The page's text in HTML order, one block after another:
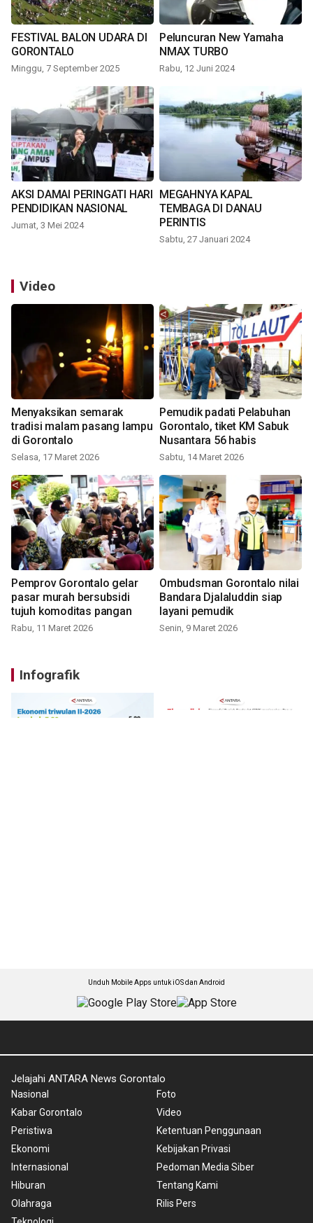
FESTIVAL BALON UDARA DI
GORONTALO
Minggu, 7 September 2025
Peluncuran New Yamaha
NMAX TURBO
Rabu, 12 Juni 2024
AKSI DAMAI PERINGATI HARI
PENDIDIKAN NASIONAL
Jumat, 3 Mei 2024
MEGAHNYA KAPAL
TEMBAGA DI DANAU
PERINTIS
Sabtu, 27 Januari 2024
Video
Menyaksikan semarak
tradisi malam pasang lampu
di Gorontalo
Selasa, 17 Maret 2026
Pemudik padati Pelabuhan
Gorontalo, tiket KM Sabuk
Nusantara 56 habis
Sabtu, 14 Maret 2026
Pemprov Gorontalo gelar
pasar murah bersubsidi
tujuh komoditas pangan
Rabu, 11 Maret 2026
Ombudsman Gorontalo nilai
Bandara Djalaluddin siap
layani pemudik
Senin, 9 Maret 2026
Infografik
Unduh Mobile Apps untuk iOS dan Android
Jelajahi ANTARA News Gorontalo
Nasional
Kabar Gorontalo
Peristiwa
Ekonomi
Internasional
Hiburan
Olahraga
Foto
Video
Ketentuan Penggunaan
Kebijakan Privasi
Pedoman Media Siber
Tentang Kami
Rilis Pers